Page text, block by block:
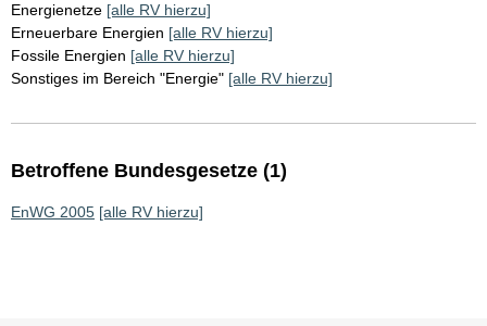
Energienetze [alle RV hierzu]
Erneuerbare Energien [alle RV hierzu]
Fossile Energien [alle RV hierzu]
Sonstiges im Bereich "Energie" [alle RV hierzu]
Betroffene Bundesgesetze (1)
EnWG 2005 [alle RV hierzu]